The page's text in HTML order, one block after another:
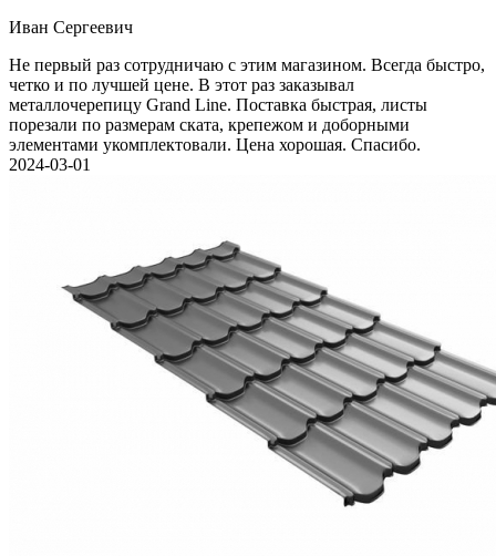
Иван Cергеевич
Не первый раз сотрудничаю с этим магазином. Всегда быстро,
четко и по лучшей цене. В этот раз заказывал
металлочерепицу Grand Line. Поставка быстрая, листы
порезали по размерам ската, крепежом и доборными
элементами укомплектовали. Цена хорошая. Спасибо.
2024-03-01